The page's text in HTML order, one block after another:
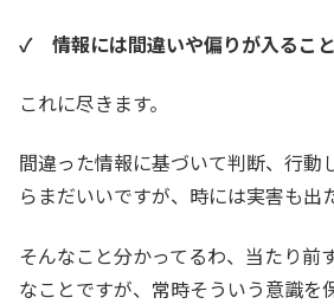
✓ 情報には間違いや偏りが入るこ
これに尽きます。
間違った情報に基づいて判断、行動
らまだいいですが、時には実害も出
そんなこと分かってるわ、当たり前
なことですが、常時そういう意識を